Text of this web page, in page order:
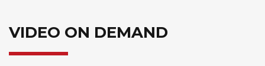
VIDEO ON DEMAND